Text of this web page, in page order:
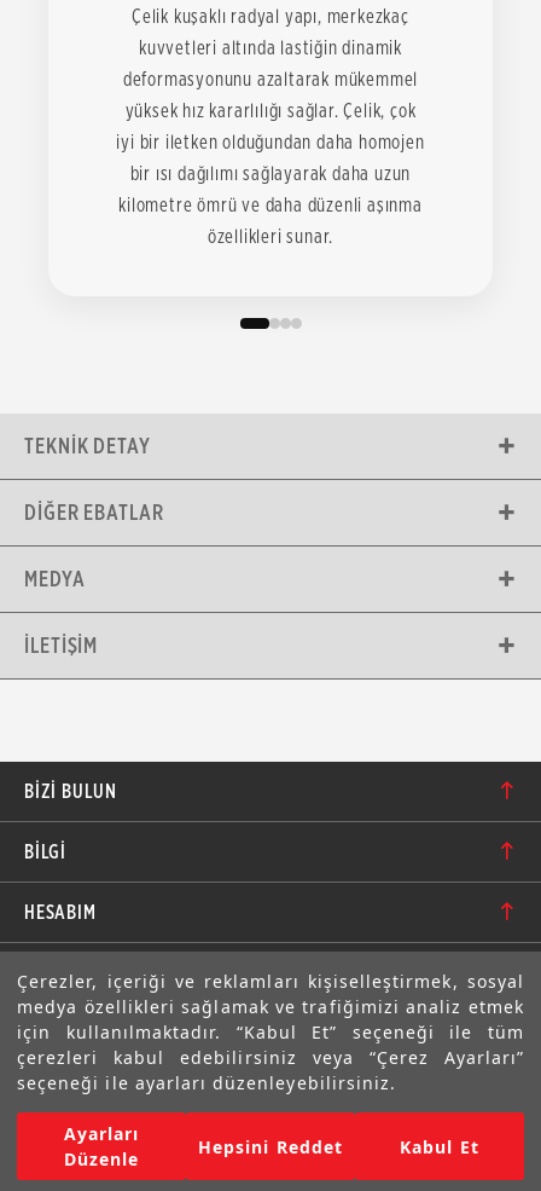
Çerezler, içeriği ve reklamları kişiselleştirmek, sosyal
medya özellikleri sağlamak ve trafiğimizi analiz etmek
için kullanılmaktadır. “Kabul Et” seçeneği ile tüm
çerezleri kabul edebilirsiniz veya “Çerez Ayarları”
seçeneği ile ayarları düzenleyebilirsiniz.
Ayarları
Düzenle
Hepsini Reddet Kabul Et
Çelik kuşaklı radyal yapı, merkezkaç
kuvvetleri altında lastiğin dinamik
deformasyonunu azaltarak mükemmel
yüksek hız kararlılığı sağlar. Çelik, çok
iyi bir iletken olduğundan daha homojen
bir ısı dağılımı sağlayarak daha uzun
kilometre ömrü ve daha düzenli aşınma
özellikleri sunar.
TEKNIK DETAY
DIĞER EBATLAR
MEDYA
İLETIŞIM
BIZI BULUN
bilgi@motolastik.com
+90 549 549 66 86
+90 232 462 08 42
BİLGİ
Banka Hesap Numaraları
Teknik Bilgi
Sıkça Sorulan Sorular
Gizlilik Bildirimi ve Güvenlik
Mesafeli Satış Sözleşmesi
HESABIM
Siparişler
Adresler
Üyelik Bilgilerim
E-BÜLTEN
Abone olarak aramıza katılın. Avantajlardan ve indirimlerden
ilk sizin haberiniz olsun!
Copyright © 2022 Motolastik. Tüm Hakkı Saklıdır.